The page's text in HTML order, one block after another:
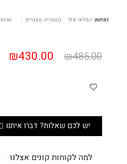
זמינות: המלאי אזל קטגוריה מצברים תגיות
₪485.00
₪430.00
יש לכם שאלות? דברו איתנו
למה לקוחות קונים אצלנו